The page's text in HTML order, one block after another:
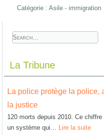
Catégorie :Asile - immigration
La Tribune
La police protège la police,
la justice
120 morts depuis 2010. Ce
un système qui… Lire la suite